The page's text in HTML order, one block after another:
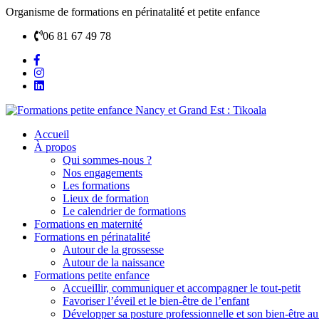
Organisme de formations en périnatalité et petite enfance
06 81 67 49 78
Accueil
À propos
Qui sommes-nous ?
Nos engagements
Les formations
Lieux de formation
Le calendrier de formations
Formations en maternité
Formations en périnatalité
Autour de la grossesse
Autour de la naissance
Formations petite enfance
Accueillir, communiquer et accompagner le tout-petit
Favoriser l’éveil et le bien-être de l’enfant
Développer sa posture professionnelle et son bien-être